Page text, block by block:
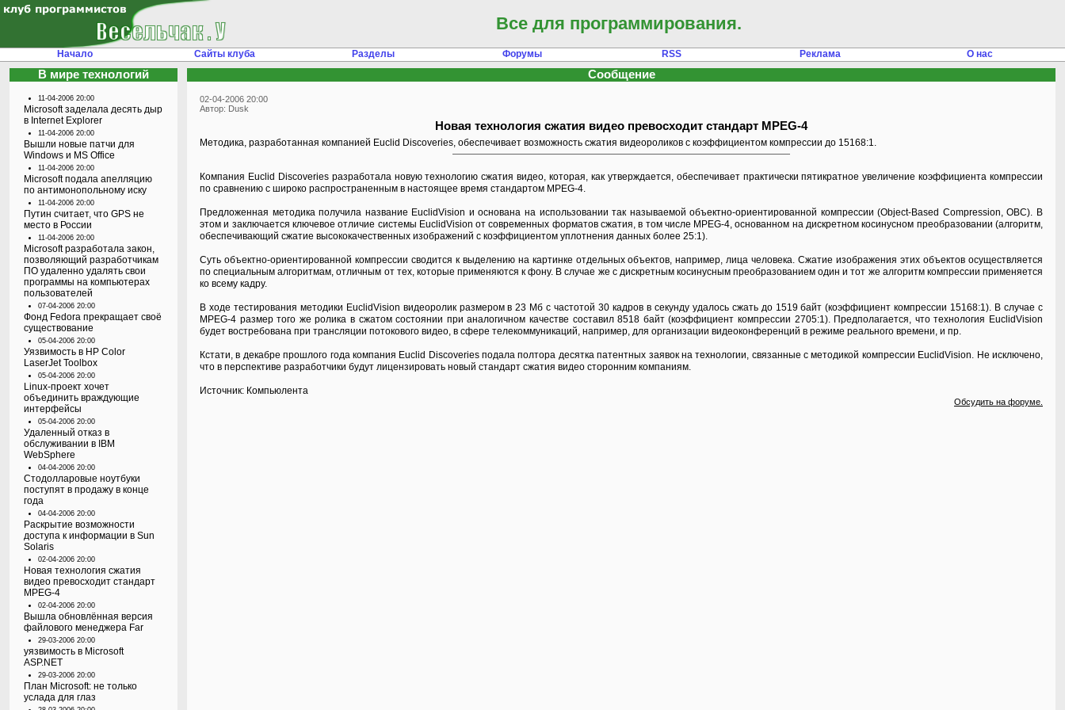
Все для программирования.
Начало Сайты клуба Разделы Форумы RSS Реклама О нас
В мире технологий
11-04-2006 20:00
Microsoft заделала десять дыр
в Internet Explorer
11-04-2006 20:00
Вышли новые патчи для
Windows и MS Office
11-04-2006 20:00
Microsoft подала апелляцию
по антимонопольному иску
11-04-2006 20:00
Путин считает, что GPS не
место в России
11-04-2006 20:00
Microsoft разработала закон,
позволяющий разработчикам
ПО удаленно удалять свои
программы на компьютерах
пользователей
07-04-2006 20:00
Фонд Fedora прекращает своё
существование
05-04-2006 20:00
Уязвимость в HP Color
LaserJet Toolbox
05-04-2006 20:00
Linux-проект хочет
объединить враждующие
интерфейсы
05-04-2006 20:00
Удаленный отказ в
обслуживании в IBM
WebSphere
04-04-2006 20:00
Стодолларовые ноутбуки
поступят в продажу в конце
года
04-04-2006 20:00
Раскрытие возможности
доступа к информации в Sun
Solaris
02-04-2006 20:00
Новая технология сжатия
видео превосходит стандарт
MPEG-4
02-04-2006 20:00
Вышла обновлённая версия
файлового менеджера Far
29-03-2006 20:00
уязвимость в Microsoft
ASP.NET
29-03-2006 20:00
План Microsoft: не только
услада для глаз
Сообщение
02-04-2006 20:00
Автор: Dusk
Новая технология сжатия видео превосходит стандарт MPEG-4
Методика, разработанная компанией Euclid Discoveries, обеспечивает возможность сжатия видеороликов с коэффициентом компрессии до 15168:1.
Компания Euclid Discoveries разработалановую технологию сжатия видео, которая, как утверждается, обеспечивает практически пятикратное увеличение коэффициента компрессии
по сравнению с широко распространенным в настоящее время стандартом MPEG-4.
Предложенная методика получила название EuclidVision и основана на использовании так называемой объектно-ориентированной компрессии (Object-Based Compression, OBC). В
этом и заключается ключевое отличие системы EuclidVision от современных форматов сжатия, в том числе MPEG-4, основанном на дискретном косинусном преобразовании (алгоритм,
обеспечивающий сжатие высококачественных изображений с коэффициентом уплотнения данных более 25:1).
Суть объектно-ориентированной компрессии сводится к выделению на картинке отдельных объектов, например, лица человека. Сжатие изображения этих объектов осуществляется
по специальным алгоритмам, отличным от тех, которые применяются к фону. В случае же с дискретным косинусным преобразованием один и тот же алгоритм компрессии применяется
ко всему кадру.
В ходе тестирования методики EuclidVision видеоролик размером в 23 Мб с частотой 30 кадров в секунду удалось сжать до 1519 байт (коэффициент компрессии 15168:1). В случае с
MPEG-4 размер того же ролика в сжатом состоянии при аналогичном качестве составил 8518 байт (коэффициент компрессии 2705:1). Предполагается, что технология EuclidVision
будет востребована при трансляции потокового видео, в сфере телекоммуникаций, например, для организации видеоконференций в режиме реального времени, и пр.
Кстати, в декабре прошлого года компания Euclid Discoveries подала полтора десятка патентных заявок на технологии, связанные с методикой компрессии EuclidVision. Не исключено,
что в перспективе разработчики будут лицензировать новый стандарт сжатия видео сторонним компаниям.
Источник: Компьюлента
Обсудить на форуме.